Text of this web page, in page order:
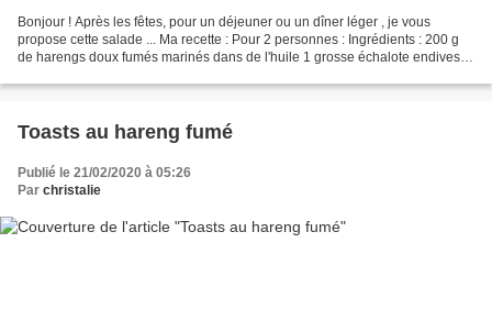
Bonjour ! Après les fêtes, pour un déjeuner ou un dîner léger , je vous
propose cette salade ... Ma recette : Pour 2 personnes : Ingrédients : 200 g
de harengs doux fumés marinés dans de l'huile 1 grosse échalote endives
Toasts au hareng fumé
Publié le 21/02/2020 à 05:26
Par christalie